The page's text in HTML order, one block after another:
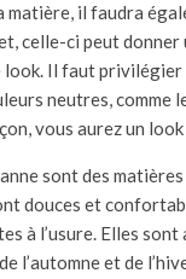
matière, il faudra
celle-ci peut
look. Il faut privilégier
neutres, comme
vous aurez un
sont des
douces et
à l’usure. Elles sont
l’automne et de